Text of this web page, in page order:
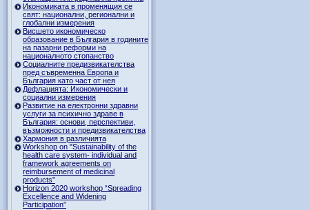
Икономиката в променящия се
свят: национални, регионални и
глобални измерения
Висшето икономическо
образование в България в годините
на пазарни реформи на
националното стопанство
Социалните предизвикателства
пред съвременна Европа и
България като част от нея
Дефлацията: Икономически и
социални измерения
Развитие на електронни здравни
услуги за психично здраве в
България: основи, перспективи,
възможности и предизвикателства
Хармония в различията
Workshop on "Sustainability of the
health care system- individual and
framework agreements on
reimbursement of medicinal
products”
Horizon 2020 workshop “Spreading
Excellence and Widening
Participation”